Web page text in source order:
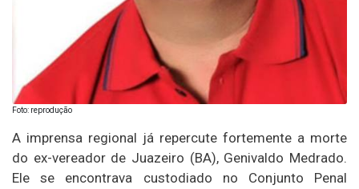
Foto: reprodução
A imprensa regional já repercute fortemente a morte
do ex-vereador de Juazeiro (BA), Genivaldo Medrado.
Ele se encontrava custodiado no Conjunto Penal